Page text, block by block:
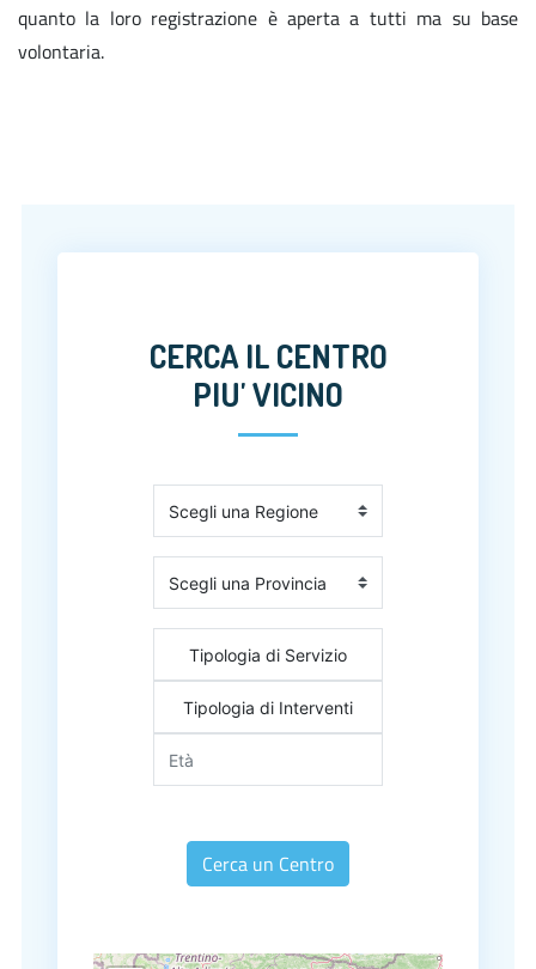
quanto la loro registrazione è aperta a tutti ma su base
volontaria.
CERCA IL CENTRO
PIU' VICINO
Tipologia di Servizio
Tipologia di Interventi
Cerca un Centro